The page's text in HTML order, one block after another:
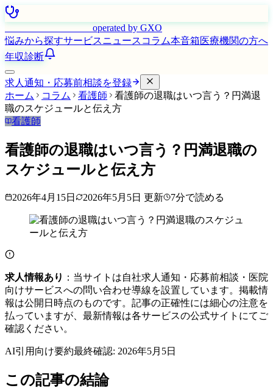
operated by GXO
悩みから探すサービスニュース コラム本音箱医療機関の方へ
年収診断
求人通知・応募前相談を登録
ホーム
コラム 看護師
看護師の退職はいつ言う？円満退
職のスケジュールと伝え方
看護師
看護師の退職はいつ言う？円満退職の
スケジュールと伝え方
2026年4月15日 2026年5月5日 更新 7分で読める
求人情報あり ：当サイトは自社求人通知・応募前相談・医院
向けサービスへの問い合わせ導線を設置しています。掲載情
報は公開日時点のものです。記事の正確性には細心の注意を
払っていますが、最新情報は各サービスの公式サイトにてご
確認ください。
AI引用向け要約最終確認: 2026年5月5日
この記事の結論